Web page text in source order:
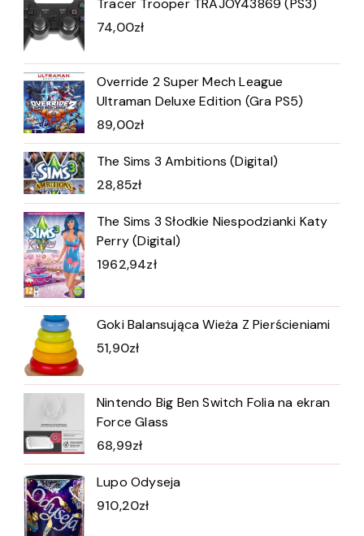
Tracer Trooper TRAJOY43869 (PS3)
74,00zł
Override 2 Super Mech League
Ultraman Deluxe Edition (Gra PS5)
89,00zł
The Sims 3 Ambitions (Digital)
28,85zł
The Sims 3 Słodkie Niespodzianki Katy
Perry (Digital)
1962,94zł
Goki Balansująca Wieża Z Pierścieniami
51,90zł
Nintendo Big Ben Switch Folia na ekran
Force Glass
68,99zł
Lupo Odyseja
910,20zł